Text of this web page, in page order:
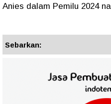
Anies dalam Pemilu 2024
Sebarkan: